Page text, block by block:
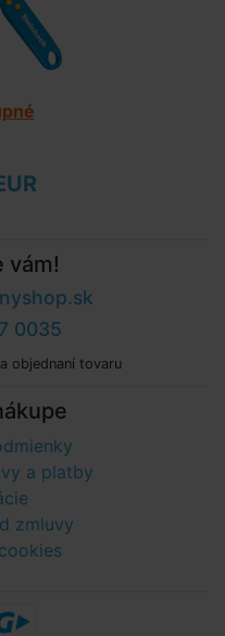
vám!
0035
objednaní tovaru
a platby
zmluvy